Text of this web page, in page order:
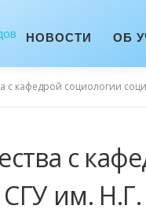
НОВОСТИ ОБ
с кафедрой социологии
с
им.